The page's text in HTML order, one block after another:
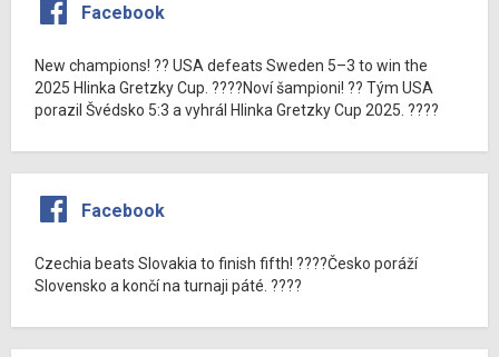
Facebook
New champions! ?? USA defeats Sweden 5–3 to win the
2025 Hlinka Gretzky Cup. ????Noví šampioni! ?? Tým USA
porazil Švédsko 5:3 a vyhrál Hlinka Gretzky Cup 2025. ????
Facebook
Czechia beats Slovakia to finish fifth! ????Česko poráží
Slovensko a končí na turnaji páté. ????